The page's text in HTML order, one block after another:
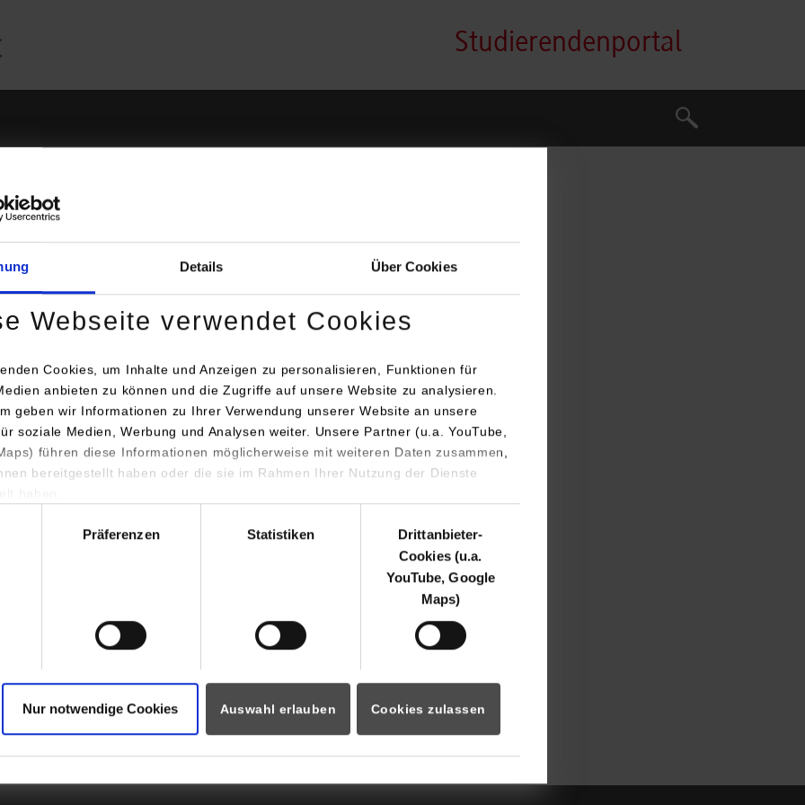
Details Über Cookies
Webseite verwendet Cookies
Cookies, um Inhalte und Anzeigen zu personalisieren, Funktionen für
anbieten zu können und die Zugriffe auf unsere Website zu analysieren.
geben wir Informationen zu Ihrer Verwendung unserer Website an unsere
soziale Medien, Werbung und Analysen weiter. Unsere Partner (u.a. YouTube,
führen diese Informationen möglicherweise mit weiteren Daten zusammen,
bereitgestellt haben oder die sie im Rahmen Ihrer Nutzung der Dienste
Präferenzen Statistiken
Drittanbieter-
Cookies (u.a.
YouTube, Google
Maps)
Nur notwendige Cookies Auswahl erlauben Cookies zulassen
Studierendenportal
Suche
Suche